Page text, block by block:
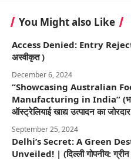
You Might also Like
Access Denied: Entry
अस्वीकृत )
December 6, 2024
“Showcasing Australian
Manufacturing in India”
ऑस्ट्रेलियाई खाद्य उत्पादन का
September 25, 2024
Delhi’s Secret: A Green
Unveiled! | (दिल्ली गोपनीय: